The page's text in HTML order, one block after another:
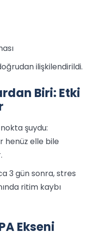
ilişkilendirildi.
Biri: Etki
nokta şuydu:
henüz elle bile
3 gün sonra, stres
ritim kaybı
Ekseni